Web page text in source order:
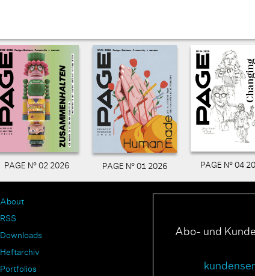
PAGE N° 02 2026 PAGE N° 01 2026 PAGE N° 04
About
RSS
Downloads
Heftarchiv
Portfolios
Abo- und